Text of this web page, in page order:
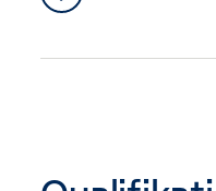
Steuerung